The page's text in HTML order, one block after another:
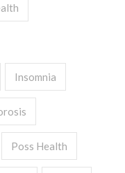
Insomnia
Poss Health